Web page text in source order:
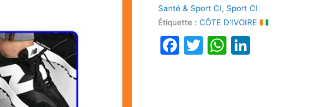
Santé & Sport CI, Sport CI
Étiquette :CÔTE D'IVOIRE
Facebook
TwitterWhatsApp